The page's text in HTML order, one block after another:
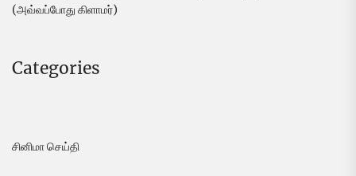
(அவ்வப்போது கிளாமர்)
Categories
சினிமா செய்தி